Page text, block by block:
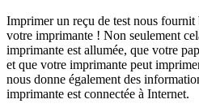
Imprimer un reçu de test nous
votre imprimante ! Non seulement
imprimante est allumée, que votre
et que votre imprimante peut
nous donne également des
imprimante est connectée à Internet.